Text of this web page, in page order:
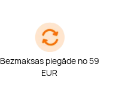
Bezmaksas piegāde no 59
EUR